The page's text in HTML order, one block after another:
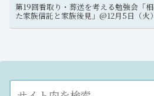
第19回看取り・葬送を考える勉強会「
た家族信託と家族後見」@12月5日（火